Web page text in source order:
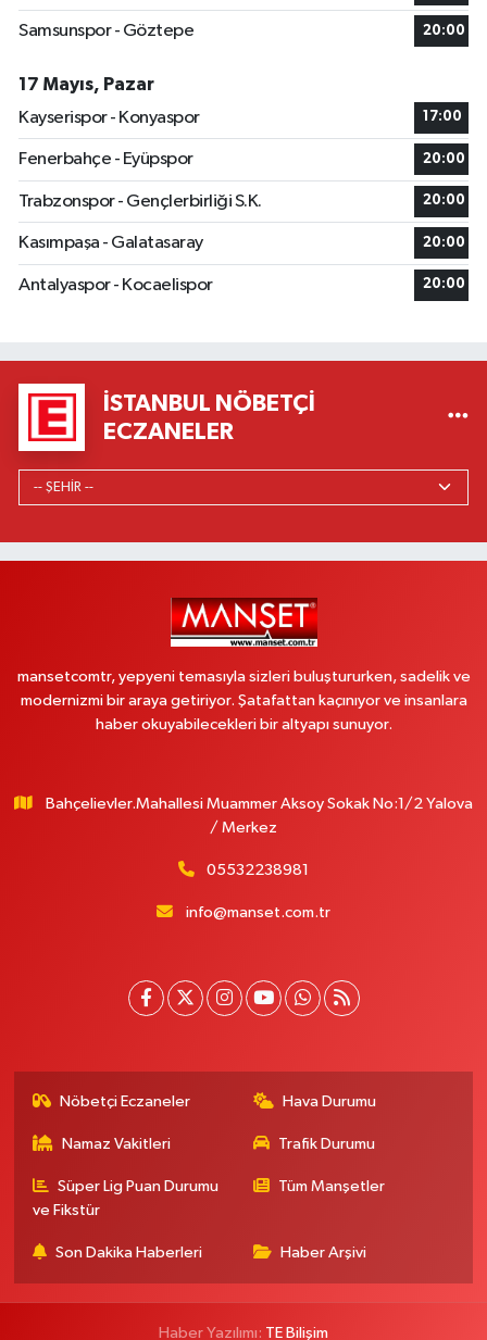
Samsunspor - Göztepe 20:00
17 Mayıs, Pazar
Kayserispor - Konyaspor
17:00
Fenerbahçe - Eyüpspor 20:00
Trabzonspor - Gençlerbirliği S.K. 20:00
Kasımpaşa - Galatasaray 20:00
Antalyaspor - Kocaelispor 20:00
İSTANBUL NÖBETÇI
ECZANELER
mansetcomtr, yepyeni temasıyla sizleri buluştururken, sadelik ve
modernizmi bir araya getiriyor. Şatafattan kaçınıyor ve insanlara
haber okuyabilecekleri bir altyapı sunuyor.
Bahçelievler.Mahallesi Muammer Aksoy Sokak No:1/2 Yalova
/ Merkez
05532238981
info@manset.com.tr
Nöbetçi Eczaneler Hava Durumu
Namaz Vakitleri Trafik Durumu
Süper Lig Puan Durumu
ve Fikstür
Tüm Manşetler
Son Dakika Haberleri Haber Arşivi
Haber Yazılımı: TE Bilişim